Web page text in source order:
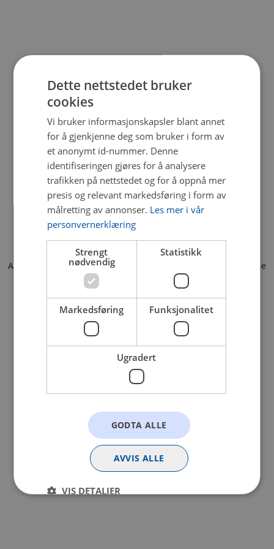
Application error: a client-side exception has occurred (see the
browser console for more information).
Dette nettstedet bruker
cookies
Vi bruker informasjonskapsler blant annet
for å gjenkjenne deg som bruker i form av
et anonymt id-nummer. Denne
identifiseringen gjøres for å analysere
trafikken på nettstedet og for å oppnå mer
presis og relevant markedsføring i form av
målretting av annonser. Les mer i vår
personvernerklæring
Strengt
nødvendig
Statistikk
Markedsføring Funksjonalitet
Ugradert
GODTA ALLE
AVVIS ALLE
VIS DETALJER